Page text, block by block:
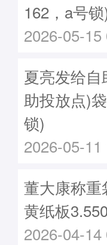
162，a号
2026-05-15
夏亮发给
助投放点)
锁)
2026-05-11
董大康称重
黄纸板
2026-04-14